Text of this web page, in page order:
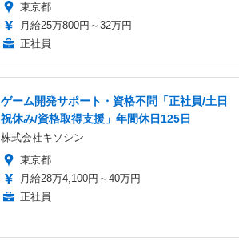
東京都
月給25万800円～32万円
正社員
ゲーム開発サポート・資格不問「正社員/土日
祝休み/資格取得支援」年間休日125日
株式会社キソシン
東京都
月給28万4,100円～40万円
正社員